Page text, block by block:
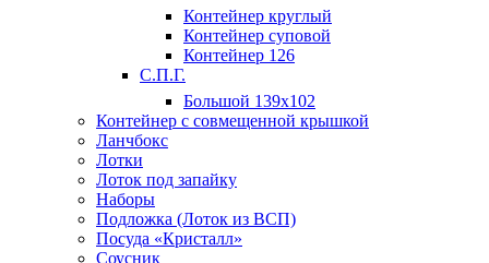
Контейнер круглый
Контейнер суповой
Контейнер 126
С.П.Г.
Большой 139х102
Контейнер с совмещенной крышкой
Ланчбокс
Лотки
Лоток под запайку
Наборы
Подложка (Лоток из ВСП)
Посуда «Кристалл»
Соусник